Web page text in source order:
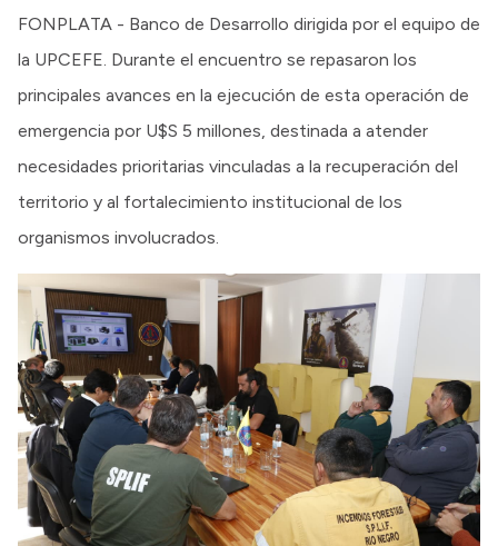
FONPLATA - Banco de Desarrollo dirigida por el equipo de
la UPCEFE. Durante el encuentro se repasaron los
principales avances en la ejecución de esta operación de
emergencia por U$S 5 millones, destinada a atender
necesidades prioritarias vinculadas a la recuperación del
territorio y al fortalecimiento institucional de los
organismos involucrados.